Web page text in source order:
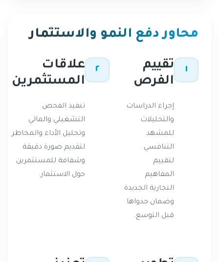
محاور دفع النمو والاستثمار
١
تقييم
الفرص
إجراء الدراسات
والتحليلات
للمشهد
التنافسي
لتقييم
المفاهيم
التجارية الجديدة
وضمان جدواها
قبل التوسع.
٢
علاقات
المستثمرين
تنفيذ الفحص
التشغيلي والمالي
وتحليل الأداء والمخاطر
لتقديم صورة دقيقة
وشفافة للمستثمرين
حول الاستثمار.